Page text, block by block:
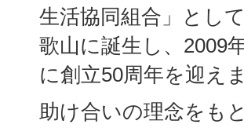
生活協同組合」とし
歌山に誕生し、2009
に創立50周年を迎え
助け合いの理念をも